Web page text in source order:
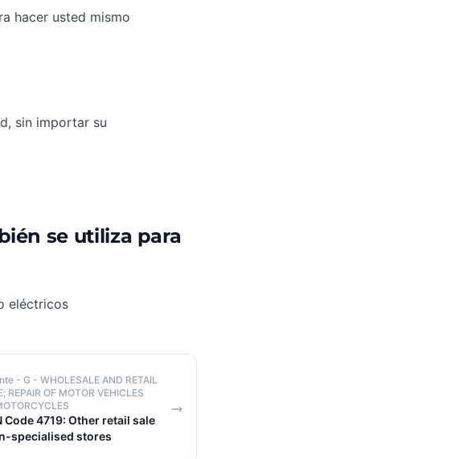
hacer usted mismo
sin importar su
se utiliza para
eléctricos
- G - WHOLESALE AND RETAIL
REPAIR OF MOTOR VEHICLES
Code 4719: Other retail sale
specialised stores